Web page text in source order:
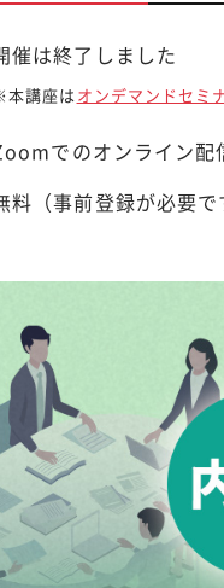
催は終了しました
本講座はオンデマンドセミ
でのオンライン配
料（事前登録が必要で